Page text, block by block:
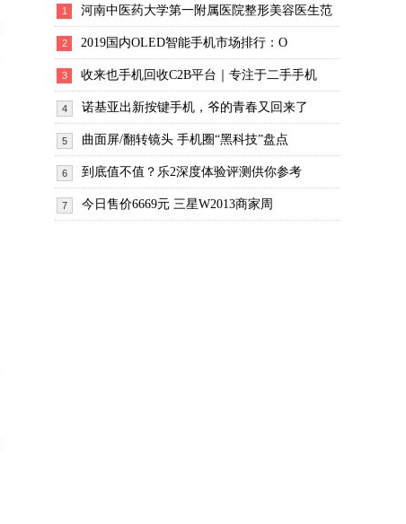
1 河南中医药大学第一附属医院整形美容医生范
2 2019国内OLED智能手机市场排行：O
3 收来也手机回收C2B平台｜专注于二手手机
4 诺基亚出新按键手机，爷的青春又回来了
5 曲面屏/翻转镜头 手机圈“黑科技”盘点
6 到底值不值？乐2深度体验评测供你参考
7 今日售价6669元 三星W2013商家周